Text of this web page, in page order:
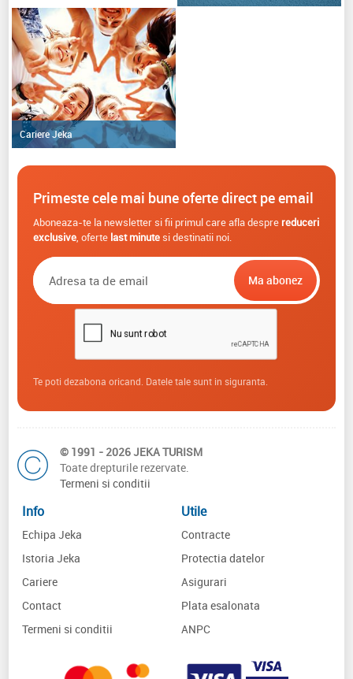
Cariere Jeka
Primeste cele mai bune oferte direct pe email
Aboneaza-te la newsletter si fii primul care afla despre reduceri
exclusive, oferte last minutesi destinatii noi.
Te poti dezabona oricand. Datele tale sunt in siguranta.
© 1991 - 2026 JEKA TURISM
Toate drepturile rezervate.
Termeni si conditii
Info
Echipa Jeka
Istoria Jeka
Cariere
Contact
Termeni si conditii
Utile
Contracte
Protectia datelor
Asigurari
Plata esalonata
ANPC